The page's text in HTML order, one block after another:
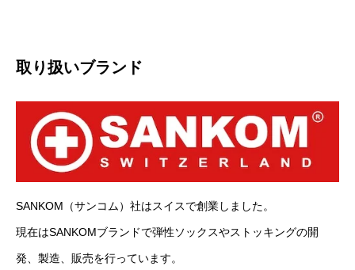
取り扱いブランド
SANKOM（サンコム）社はスイスで創業しました。
現在はSANKOMブランドで弾性ソックスやストッキングの開
発、製造、販売を行っています。